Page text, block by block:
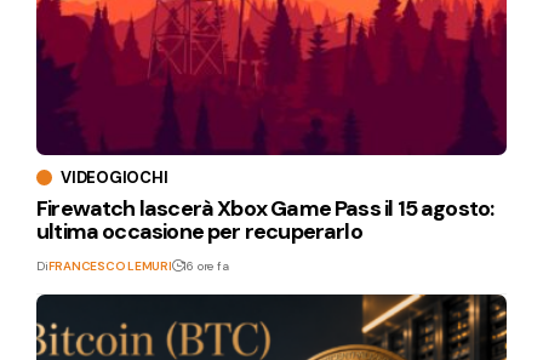
VIDEOGIOCHI
Firewatch lascerà Xbox Game Pass il 15 agosto:
ultima occasione per recuperarlo
DiFRANCESCO LEMURI 16 ore fa